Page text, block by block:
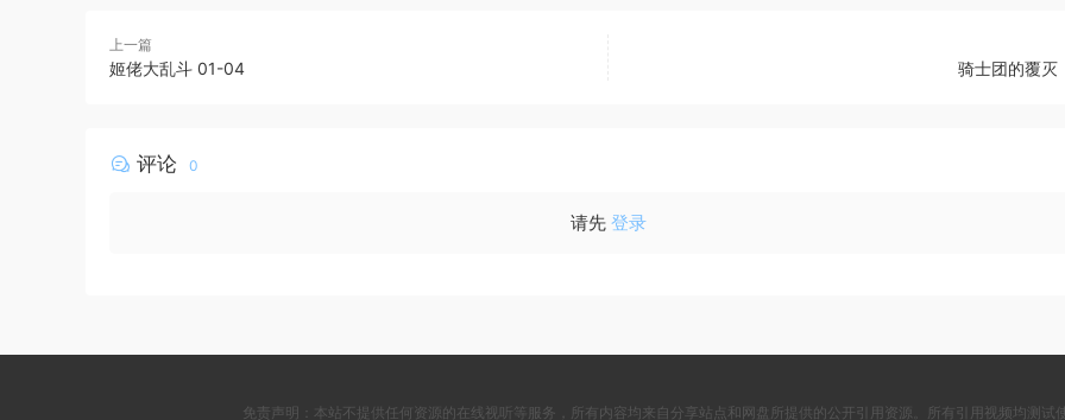
上一篇
姬佬大乱斗 01-04 骑士团的覆灭
评论 0
请先 登录
免责声明：本站不提供任何资源的在线视听等服务，所有内容均来自分享站点和网盘所提供的公开引用资源。所有引用视频均测试